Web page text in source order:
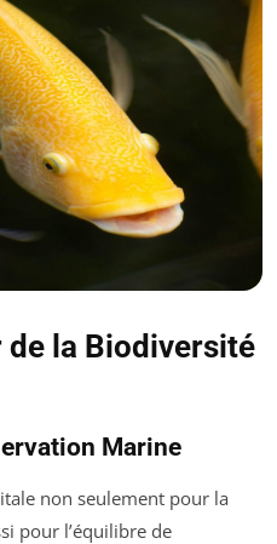
de la Biodiversité
Marine
non seulement pour la
pour l’équilibre de